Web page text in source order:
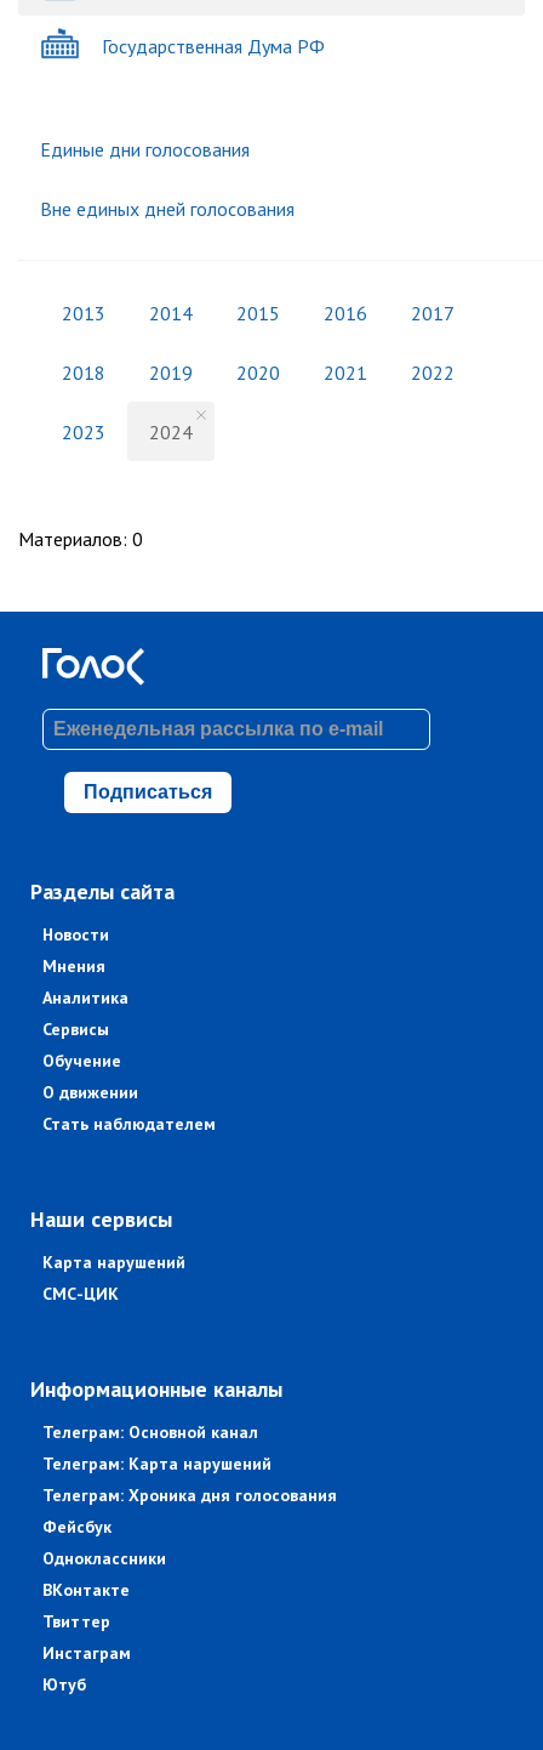
Государственная Дума РФ
Единые дни голосования
Вне единых дней голосования
2013 2014 2015 2016 2017
2018 2019 2020 2021 2022
2023 2024
Материалов: 0
Подписаться
Разделы сайта
Новости
Мнения
Аналитика
Сервисы
Обучение
О движении
Стать наблюдателем
Наши сервисы
Карта нарушений
СМС-ЦИК
Информационные каналы
Телеграм: Основной канал
Телеграм: Карта нарушений
Телеграм: Хроника дня голосования
Фейсбук
Одноклассники
ВКонтакте
Твиттер
Инстаграм
Ютуб